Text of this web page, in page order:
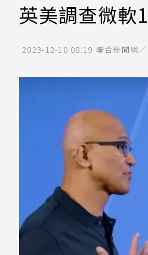
英美調查微軟
2023-12-10 08:19 聯合新聞網／